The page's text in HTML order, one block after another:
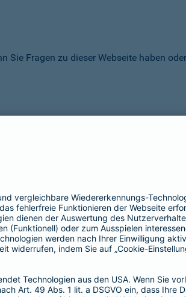
Fragen zu dieser Webseite haben
AG und der Barmenia Allgemeine